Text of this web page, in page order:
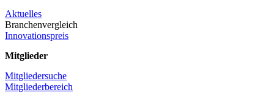
Aktuelles
Branchenvergleich
Innovationspreis
Mitglieder
Mitgliedersuche
Mitgliederbereich